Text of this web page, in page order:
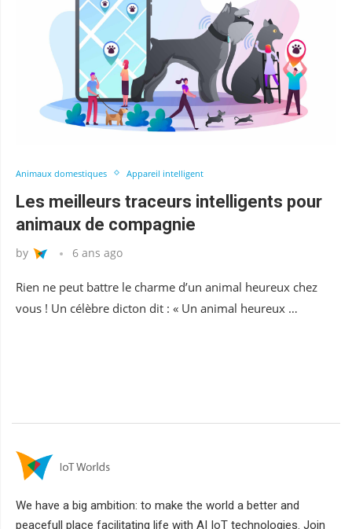
Animaux domestiques Appareil intelligent
Les meilleurs traceurs intelligents pour
animaux de compagnie
by 6 ans ago
Rien ne peut battre le charme d’un animal heureux chez
vous ! Un célèbre dicton dit : « Un animal heureux …
We have a big ambition: to make the world a better and
peacefull place facilitating life with AI IoT technologies. Join